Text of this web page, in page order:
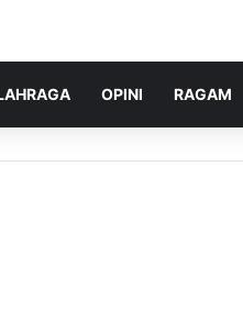
OPINI RAGAM